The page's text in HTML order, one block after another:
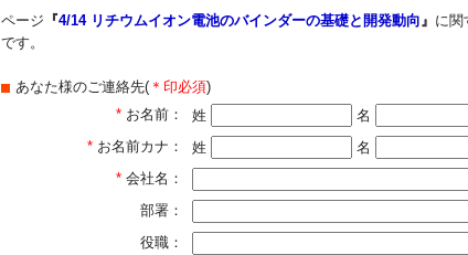
ページ 『4/14 リチウムイオン電池のバインダーの基礎と開発動向』 に関
です。
あなた様のご連絡先(＊印必須)
* お名前： 姓
名
* お名前カナ： 姓
名
* 会社名：
部署：
役職：